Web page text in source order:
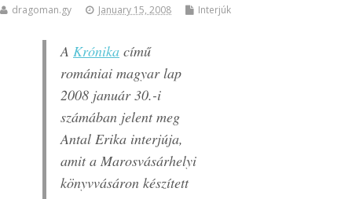
dragoman.gy January 15, 2008 Interjúk
A Krónika című
romániai magyar lap
2008 január 30.-i
számában jelent meg
Antal Erika interjúja,
amit a Marosvásárhelyi
könyvvásáron készített